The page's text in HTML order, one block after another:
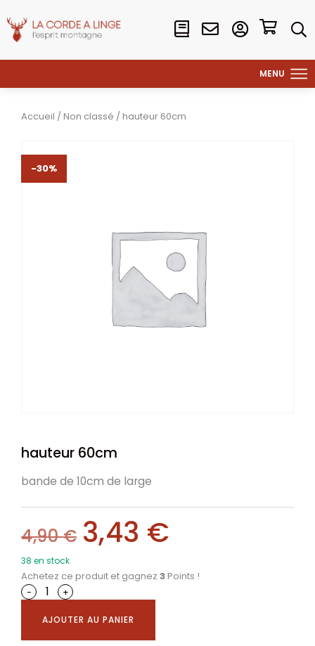
Accueil / Non classé / hauteur 60cm
-30%
hauteur 60cm
bande de 10cm de large
4,90€ 3,43 €
38 en stock
Achetez ce produit et gagnez 3 Points !
-
+
AJOUTER AU PANIER